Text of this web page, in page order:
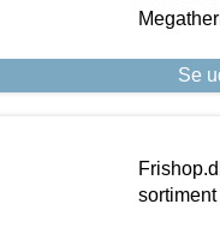
Se